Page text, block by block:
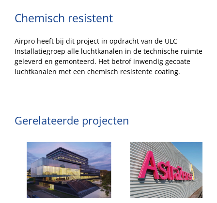
Chemisch resistent
Airpro heeft bij dit project in opdracht van de ULC
Installatiegroep alle luchtkanalen in de technische ruimte
geleverd en gemonteerd. Het betrof inwendig gecoate
luchtkanalen met een chemisch resistente coating.
Gerelateerde projecten